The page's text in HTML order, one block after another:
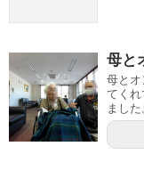
母と
母と
てくれ
まし